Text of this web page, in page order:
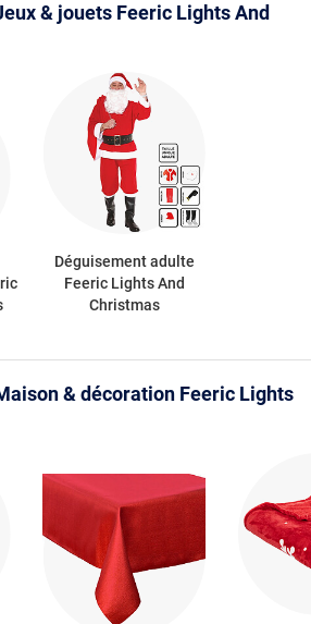
& jouets Feeric Lights And
Déguisement adulte
Feeric Lights And
Christmas
& décoration Feeric Lights